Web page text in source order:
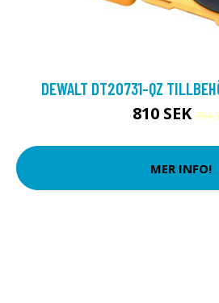
DEWALT DT20731-QZ
810 SEK954
MER INFO!